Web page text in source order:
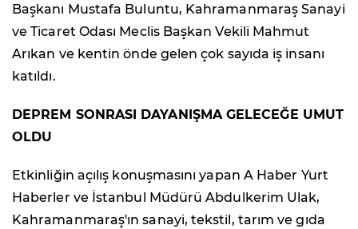
Başkanı Mustafa Buluntu, Kahramanmaraş Sanayi
ve Ticaret Odası Meclis Başkan Vekili Mahmut
Arıkan ve kentin önde gelen çok sayıda iş insanı
katıldı.
DEPREM SONRASI DAYANIŞMA GELECEĞE UMUT
OLDU
Etkinliğin açılış konuşmasını yapan A Haber Yurt
Haberler ve İstanbul Müdürü Abdulkerim Ulak,
Kahramanmaraş'ın sanayi, tekstil, tarım ve gıda